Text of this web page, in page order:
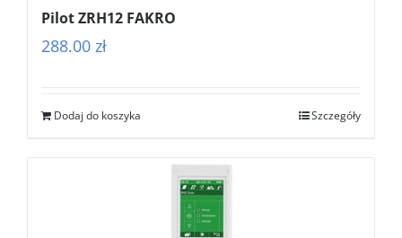
Pilot ZRH12 FAKRO
288.00 zł
Dodaj do koszyka Szczegóły